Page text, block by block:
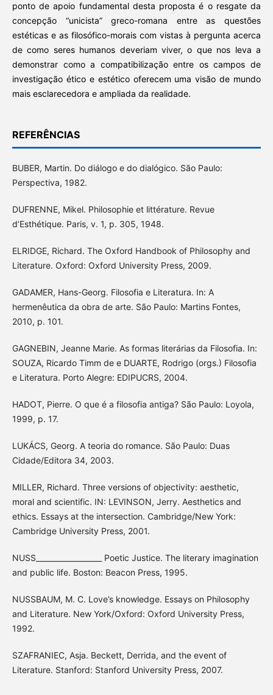
ponto de apoio fundamental desta proposta é o resgate da
concepção “unicista” greco-romana entre as questões
estéticas e as filosófico-morais com vistas à pergunta acerca
de como seres humanos deveriam viver, o que nos leva a
demonstrar como a compatibilização entre os campos de
investigação ético e estético oferecem uma visão de mundo
mais esclarecedora e ampliada da realidade.
REFERÊNCIAS
BUBER, Martin. Do diálogo e do dialógico. São Paulo:
Perspectiva, 1982.
DUFRENNE, Mikel. Philosophie et littérature. Revue
d’Esthétique. Paris, v. 1, p. 305, 1948.
ELRIDGE, Richard. The Oxford Handbook of Philosophy and
Literature. Oxford: Oxford University Press, 2009.
GADAMER, Hans-Georg. Filosofia e Literatura. In: A
hermenêutica da obra de arte. São Paulo: Martins Fontes,
2010, p. 101.
GAGNEBIN, Jeanne Marie. As formas literárias da Filosofia. In:
SOUZA, Ricardo Timm de e DUARTE, Rodrigo (orgs.) Filosofia
e Literatura. Porto Alegre: EDIPUCRS, 2004.
HADOT, Pierre. O que é a filosofia antiga? São Paulo: Loyola,
1999, p. 17.
LUKÁCS, Georg. A teoria do romance. São Paulo: Duas
Cidade/Editora 34, 2003.
MILLER, Richard. Three versions of objectivity: aesthetic,
moral and scientific. IN: LEVINSON, Jerry. Aesthetics and
ethics. Essays at the intersection. Cambridge/New York:
Cambridge University Press, 2001.
NUSS__________________ Poetic Justice. The literary imagination
and public life. Boston: Beacon Press, 1995.
NUSSBAUM, M. C. Love’s knowledge. Essays on Philosophy
and Literature. New York/Oxford: Oxford University Press,
1992.
SZAFRANIEC, Asja. Beckett, Derrida, and the event of
Literature. Stanford: Stanford University Press, 2007.